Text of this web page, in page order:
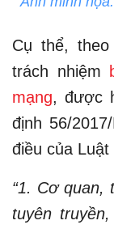
Cụ thể,
trách nhiệm
mạng, được
định 56/
điều của Luật
“1. Cơ quan,
tuyên